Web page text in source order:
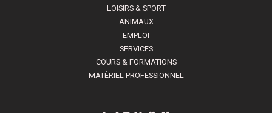
LOISIRS & SPORT
ANIMAUX
EMPLOI
SERVICES
COURS & FORMATIONS
MATÉRIEL PROFESSIONNEL